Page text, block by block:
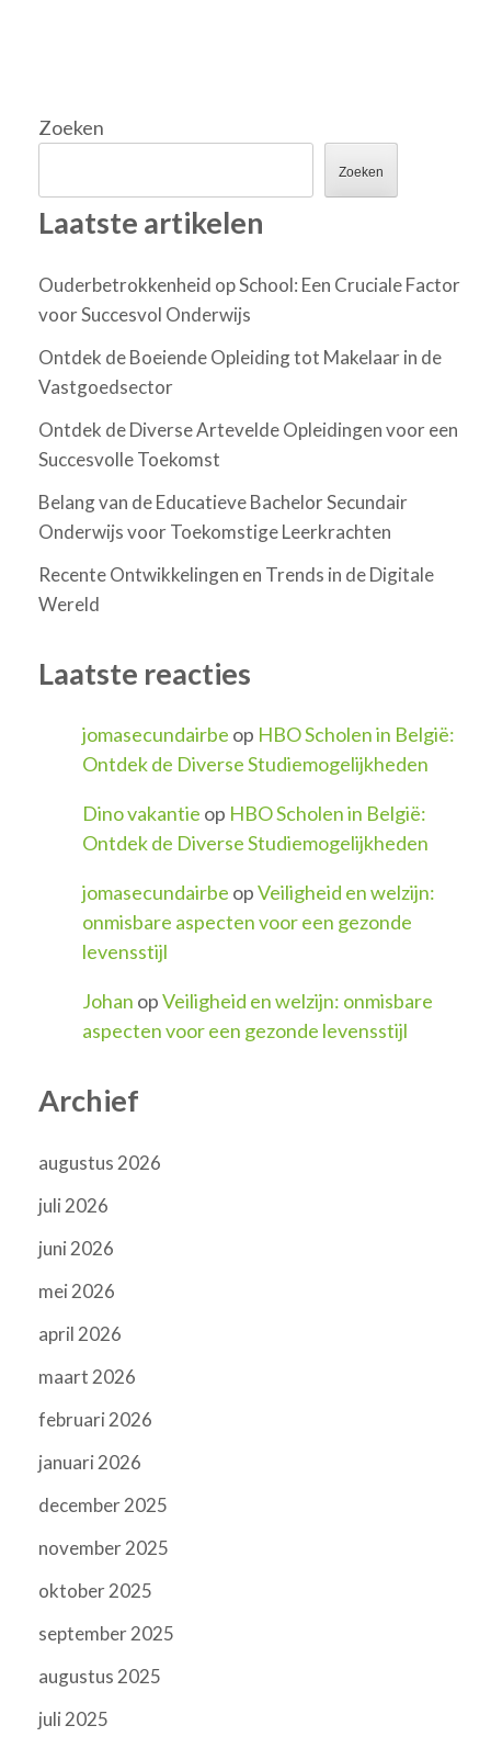
Zoeken
Zoeken
Laatste artikelen
Ouderbetrokkenheid op School: Een Cruciale Factor
voor Succesvol Onderwijs
Ontdek de Boeiende Opleiding tot Makelaar in de
Vastgoedsector
Ontdek de Diverse Artevelde Opleidingen voor een
Succesvolle Toekomst
Belang van de Educatieve Bachelor Secundair
Onderwijs voor Toekomstige Leerkrachten
Recente Ontwikkelingen en Trends in de Digitale
Wereld
Laatste reacties
jomasecundairbe op HBO Scholen in België:
Ontdek de Diverse Studiemogelijkheden
Dino vakantie op HBO Scholen in België:
Ontdek de Diverse Studiemogelijkheden
jomasecundairbe opVeiligheid en welzijn:
onmisbare aspecten voor een gezonde
levensstijl
Johan opVeiligheid en welzijn: onmisbare
aspecten voor een gezonde levensstijl
Archief
augustus 2026
juli 2026
juni 2026
mei 2026
april 2026
maart 2026
februari 2026
januari 2026
december 2025
november 2025
oktober 2025
september 2025
augustus 2025
juli 2025